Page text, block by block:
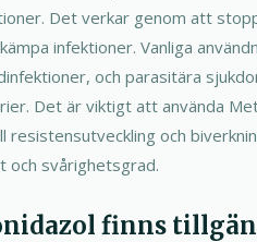
Det verkar genom att
infektioner. Vanliga
och parasitära
Det är viktigt att använda
och
och svårighetsgrad.
finns